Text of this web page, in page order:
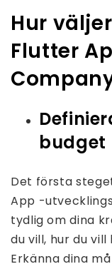
Hur
Flutter
budget
Det första
App -
tydlig om dina
du vill, hur du
Erkänna dina